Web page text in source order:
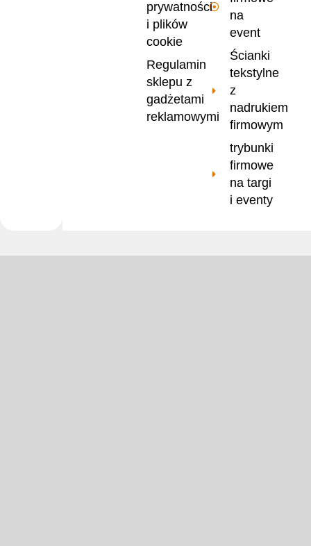
na
event
Ścianki
tekstylne
z
nadrukiem
firmowym
trybunki
firmowe
na targi
i eventy
prywatności
i plików
cookie
Regulamin
sklepu z
gadżetami
reklamowymi